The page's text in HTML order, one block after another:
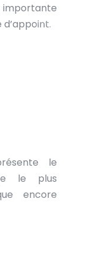
importante
le
le plus
encore